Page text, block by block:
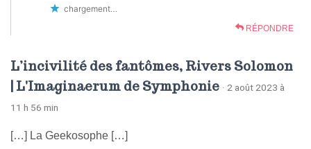
chargement…
RÉPONDRE
L’incivilité des fantômes, Rivers Solomon
| L'Imaginaerum de Symphonie · 2 août 2023 à
11 h 56 min
[…] La Geekosophe […]